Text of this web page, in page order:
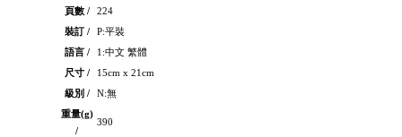
頁數 /
224
裝訂 /
P:平裝
語言 /
1:中文 繁體
尺寸 /
15cm x 21cm
級別 /
N:無
重量(g)
/
390